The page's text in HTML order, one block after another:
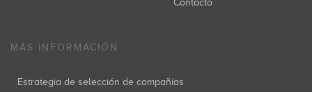
Contacto
MÁS INFORMACIÓN
Estrategia de selección de compañías